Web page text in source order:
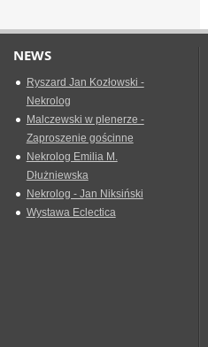
NEWS
Ryszard Jan Kozłowski -
Nekrolog
Malczewski w plenerze -
Zaproszenie gościnne
Nekrolog Emilia M.
Dłużniewska
Nekrolog - Jan Niksiński
Wystawa Eclectica